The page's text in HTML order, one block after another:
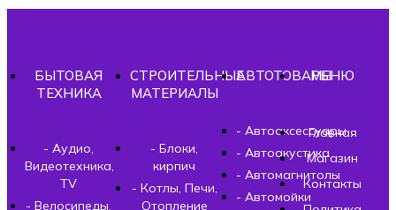
БЫТОВАЯ
ТЕХНИКА
- Аудио,
Видеотехника,
TV
- Велосипеды,
СТРОИТЕЛЬНЫЕ
МАТЕРИАЛЫ
- Блоки,
кирпич
- Котлы, Печи,
Отопление
АВТОТОВАРЫ
- Автоаксессуары
- Автоакустика
- Автомагнитолы
- Автомойки
МЕНЮ
Главная
Магазин
Контакты